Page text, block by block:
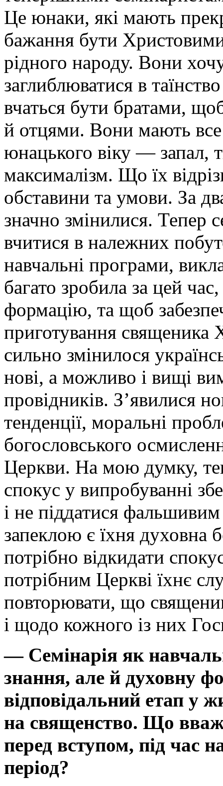
Це юнаки, які мають
бажання бути
рідного народу. Вони
заглиблюватися в
вчаться бути братами,
й отцями. Вони мають
юнацького віку — запал,
максималізм. Що їх
обставини та умови. За
значно змінилися. Тепер
вчитися в належних
навчальні програми,
багато зробила за цей
формацію, та щоб
приготування священика
сильно змінилося
нові, а можливо і вищі
провідників. З’явилися
тенденції, моральні
богословського
Церкви. На мою думку,
спокус у випробуванні
і не піддатися
запеклою є їхня духовна
потрібно відкидати
потрібним Церкві їхнє
повторювати, що
і щодо кожного із них
— Семінарія як
знання, але й духовну
відповідальний етап у
на священство. Що
перед вступом, під час
період?